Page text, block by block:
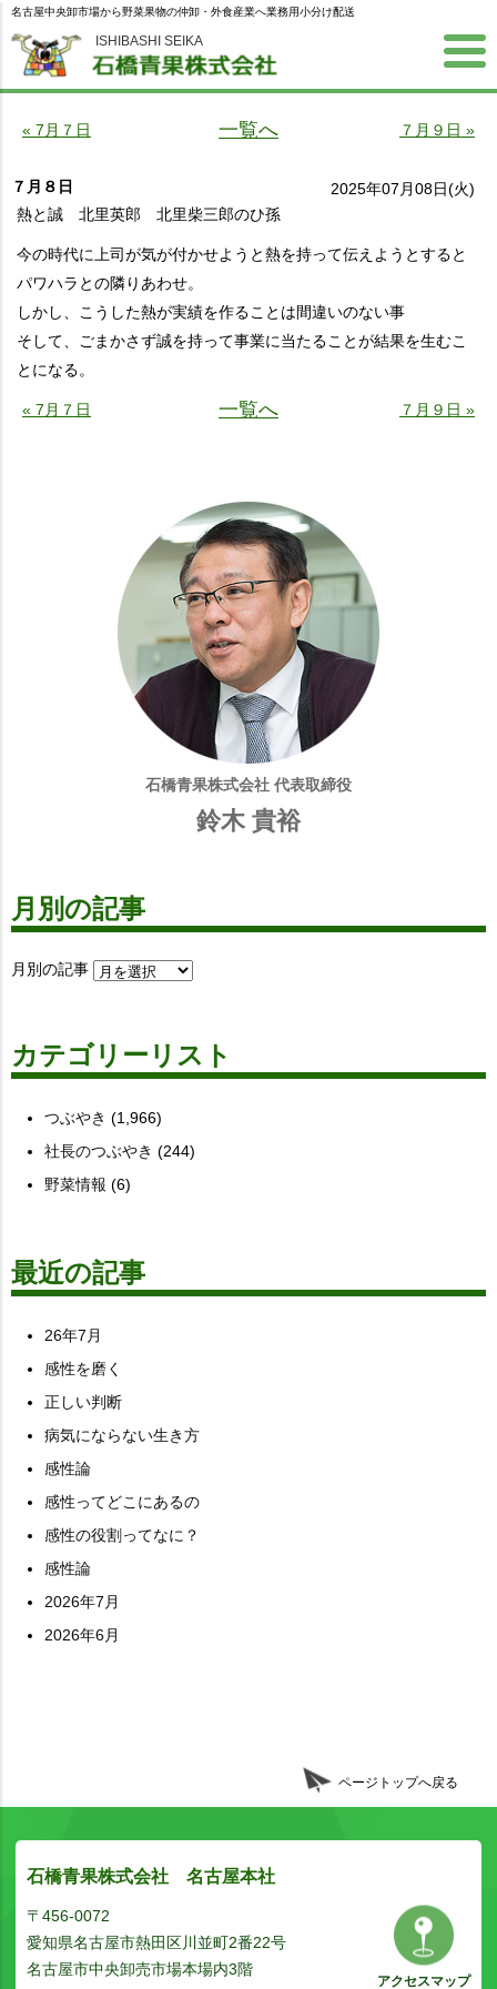
ISHIBASHI SEIKA
名古屋中央卸市場から野菜果物の仲卸・外食産業へ業務用小分け配送
« 7月７日 一覧へ ７月９日 »
７月８日
2025年07月08日(火)
熱と誠 北里英郎 北里柴三郎のひ孫
今の時代に上司が気が付かせようと熱を持って伝えようとすると
パワハラとの隣りあわせ。
しかし、こうした熱が実績を作ることは間違いのない事
そして、ごまかさず誠を持って事業に当たることが結果を生むこ
とになる。
« 7月７日 一覧へ ７月９日 »
石橋青果株式会社 代表取締役
鈴木 貴裕
月別の記事
月別の記事
カテゴリーリスト
つぶやき (1,966)
社長のつぶやき (244)
野菜情報 (6)
最近の記事
26年7月
感性を磨く
正しい判断
病気にならない生き方
感性論
感性ってどこにあるの
感性の役割ってなに？
感性論
2026年7月
2026年6月
ページトップへ戻る
石橋青果株式会社 名古屋本社
〒456-0072
愛知県名古屋市熱田区川並町2番22号
名古屋市中央卸売市場本場内3階
アクセスマップ